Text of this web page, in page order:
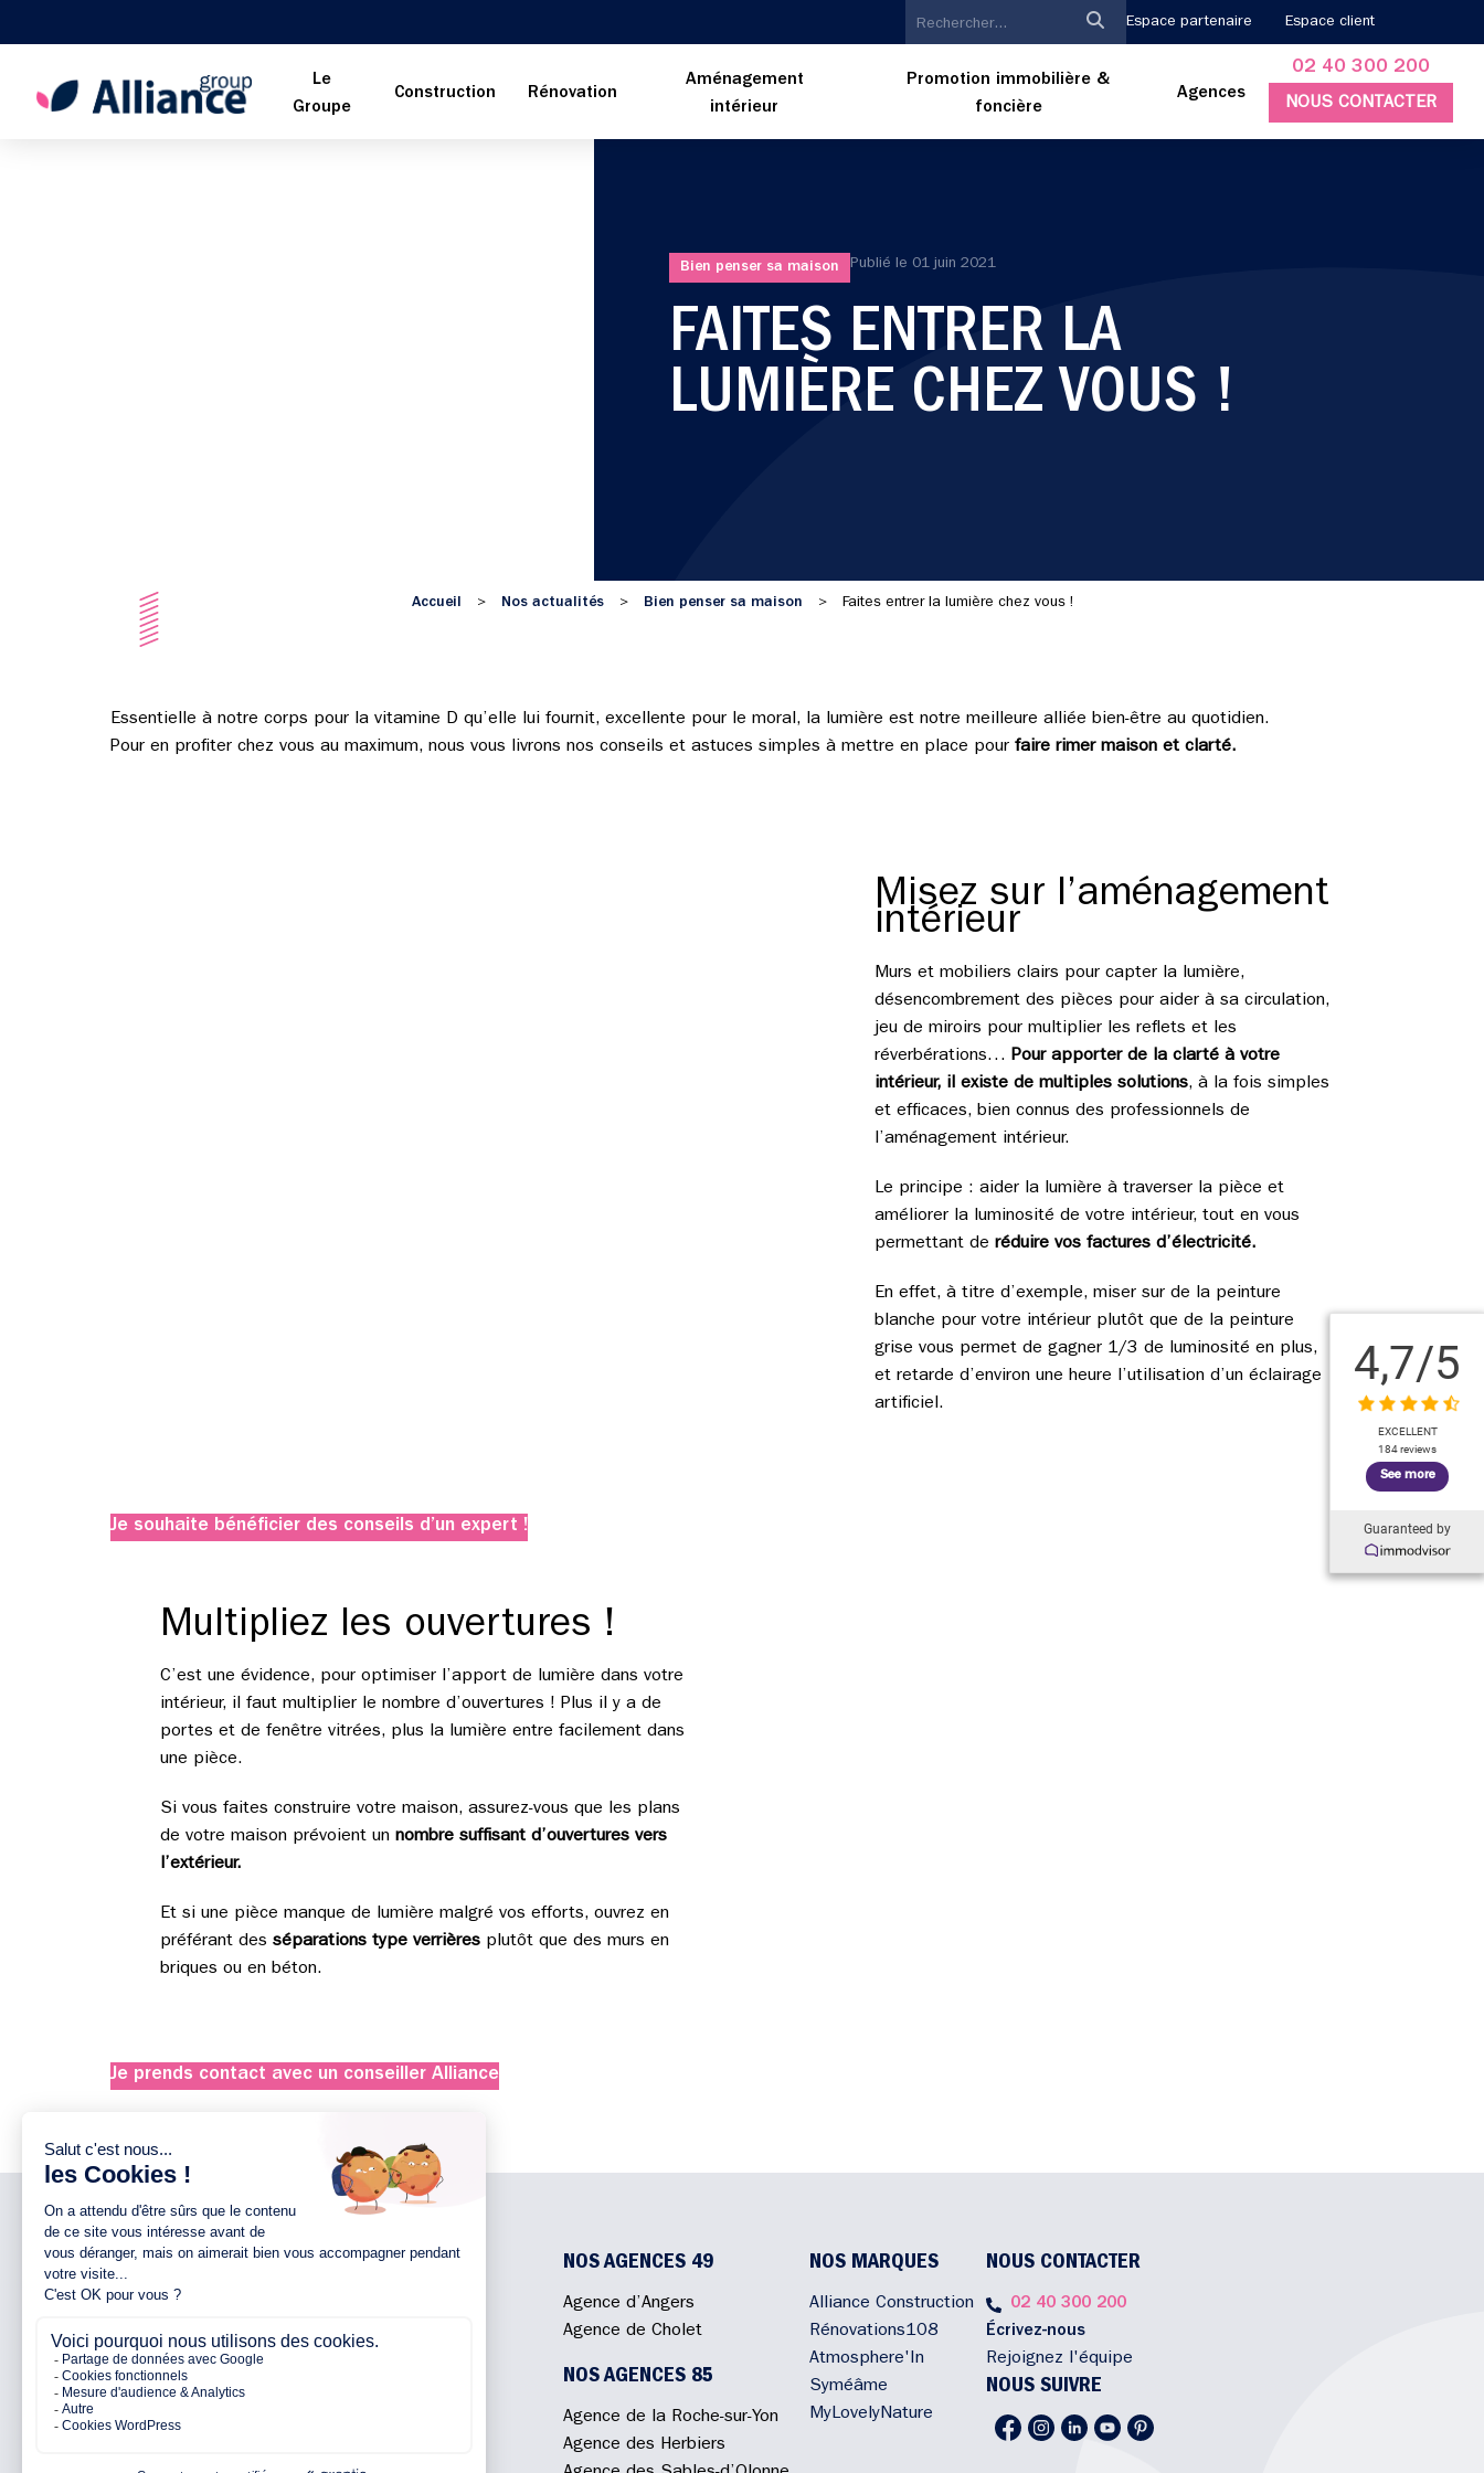
Espace partenaire Espace client
Le
Groupe
Construction Rénovation
Aménagement
intérieur
Promotion immobilière &
foncière
Agences
02 40 300 200
NOUS CONTACTER
Bien penser sa maison Publié le 01 juin 2021
FAITES ENTRER LA
LUMIÈRE CHEZ VOUS !
Accueil > Nos actualités > Bien penser sa maison > Faites entrer la lumière chez vous !
Essentielle à notre corps pour la vitamine D qu’elle lui fournit, excellente pour le moral, la lumière est notre meilleure alliée bien-être au quotidien.
Pour en profiter chez vous au maximum, nous vous livrons nos conseils et astuces simples à mettre en place pour faire rimer maison et clarté.
Misez sur l’aménagement
intérieur
Murs et mobiliers clairs pour capter la lumière,
désencombrement des pièces pour aider à sa circulation,
jeu de miroirs pour multiplier les reflets et les
réverbérations… Pour apporter de la clarté à votre
intérieur, il existe de multiples solutions, à la fois simples
et efficaces, bien connus des professionnels de
l’aménagement intérieur.
Le principe : aider la lumière à traverser la pièce et
améliorer la luminosité de votre intérieur, tout en vous
permettant de réduire vos factures d’électricité.
En effet, à titre d’exemple, miser sur de la peinture
blanche pour votre intérieur plutôt que de la peinture
grise vous permet de gagner 1/3 de luminosité en plus,
et retarde d’environ une heure l’utilisation d’un éclairage
artificiel.
Je souhaite bénéficier des conseils d’un expert !
Multipliez les ouvertures !
C’est une évidence, pour optimiser l’apport de lumière dans votre
intérieur, il faut multiplier le nombre d’ouvertures ! Plus il y a de
portes et de fenêtre vitrées, plus la lumière entre facilement dans
une pièce.
Si vous faites construire votre maison, assurez-vous que les plans
de votre maison prévoient unnombre suffisant d’ouvertures vers
l’extérieur.
Et si une pièce manque de lumière malgré vos efforts, ouvrez en
préférant desséparations type verrières plutôt que des murs en
briques ou en béton.
Je prends contact avec un conseiller Alliance
NOTRE ENTREPRISE
Notre entreprise
Nos engagements
Nos partenaires
Avis clients
NOS AGENCES 44
Agence de Nantes
NOS AGENCES 49
Agence d’Angers
Agence de Cholet
NOS AGENCES 85
Agence de la Roche-sur-Yon
Agence des Herbiers
NOS MARQUES
Alliance Construction
Rénovations108
Atmosphere'In
Syméâme
MyLovelyNature
NOUS CONTACTER
02 40 300 200
Écrivez-nous
Rejoignez l'équipe
NOUS SUIVRE
4,7/5
EXCELLENT
184 reviews
See more
Guaranteed by